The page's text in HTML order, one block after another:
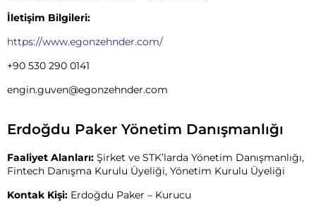
İletişim Bilgileri:
https://www.egonzehnder.com/
+90 530 290 0141
engin.guven@egonzehnder.com
Erdoğdu Paker Yönetim Danışmanlığı
Faaliyet Alanları: Şirket ve STK’larda Yönetim Danışmanlığı,
Fintech Danışma Kurulu Üyeliği, Yönetim Kurulu Üyeliği
Kontak Kişi: Erdoğdu Paker – Kurucu